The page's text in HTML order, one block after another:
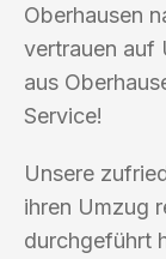
Oberhausen
vertrauen auf
aus
Service!
Unsere
ihren Umzug
durchgeführt